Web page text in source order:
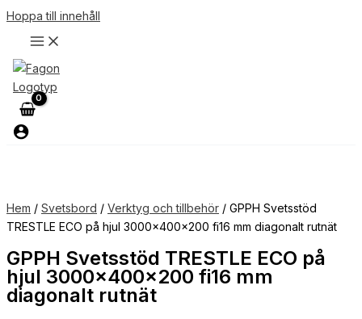
Hoppa till innehåll
Hem / Svetsbord / Verktyg och tillbehör / GPPH Svetsstöd
TRESTLE ECO på hjul 3000x400x200 fi16 mm diagonalt rutnät
GPPH Svetsstöd TRESTLE ECO på
hjul 3000x400x200 fi16 mm
diagonalt rutnät